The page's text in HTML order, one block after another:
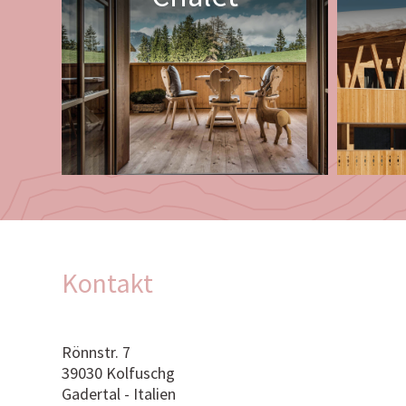
Kontakt
Rönnstr. 7
39030 Kolfuschg
Gadertal - Italien